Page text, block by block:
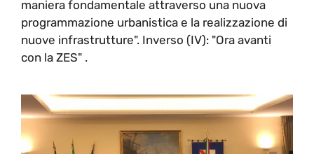
maniera fondamentale attraverso una nuova
programmazione urbanistica e la realizzazione di
nuove infrastrutture". Inverso (IV): "Ora avanti
con la ZES" .